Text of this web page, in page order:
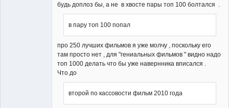
будь доплоз бы, а не в хвосте пары топ 100 болтался .
в пару топ 100 попал
про 250 лучших фильмов я уже молчу , поскольку его
там просто нет , для "гениальных фильмов " видно надо
топ 1000 делать что бы уже навернника вписался .
Что до
второй по кассовости фильм 2010 года